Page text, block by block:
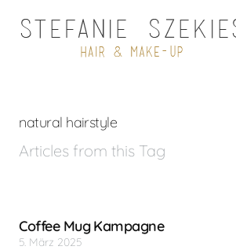
natural hairstyle
Articles from this Tag
Coffee Mug Kampagne
5. März 2025